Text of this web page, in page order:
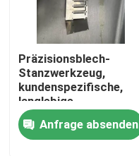
Über uns
Fabrik-Ausflug
Qualitätskontrolle
Präzisionsblech-
Stanzwerkzeug,
kundenspezifische,
langlebige
Werkzeuglösung für
Automobil-,
Elektronik- und
Anfrage absenden